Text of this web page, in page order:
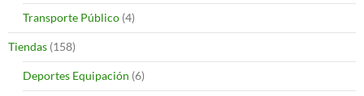
Transporte Público (4)
Tiendas (158)
Deportes Equipación (6)